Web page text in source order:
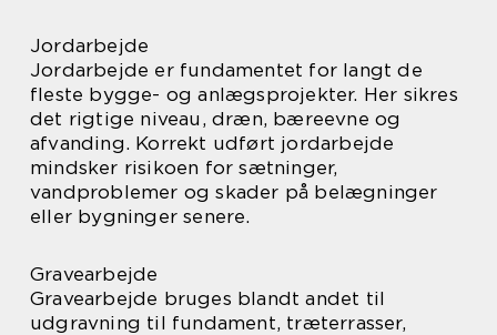
Jordarbejde
Jordarbejde er fundamentet for langt de
fleste bygge- og anlægsprojekter. Her sikres
det rigtige niveau, dræn, bæreevne og
afvanding. Korrekt udført jordarbejde
mindsker risikoen for sætninger,
vandproblemer og skader på belægninger
eller bygninger senere.
Gravearbejde
Gravearbejde bruges blandt andet til
udgravning til fundament, træterrasser,